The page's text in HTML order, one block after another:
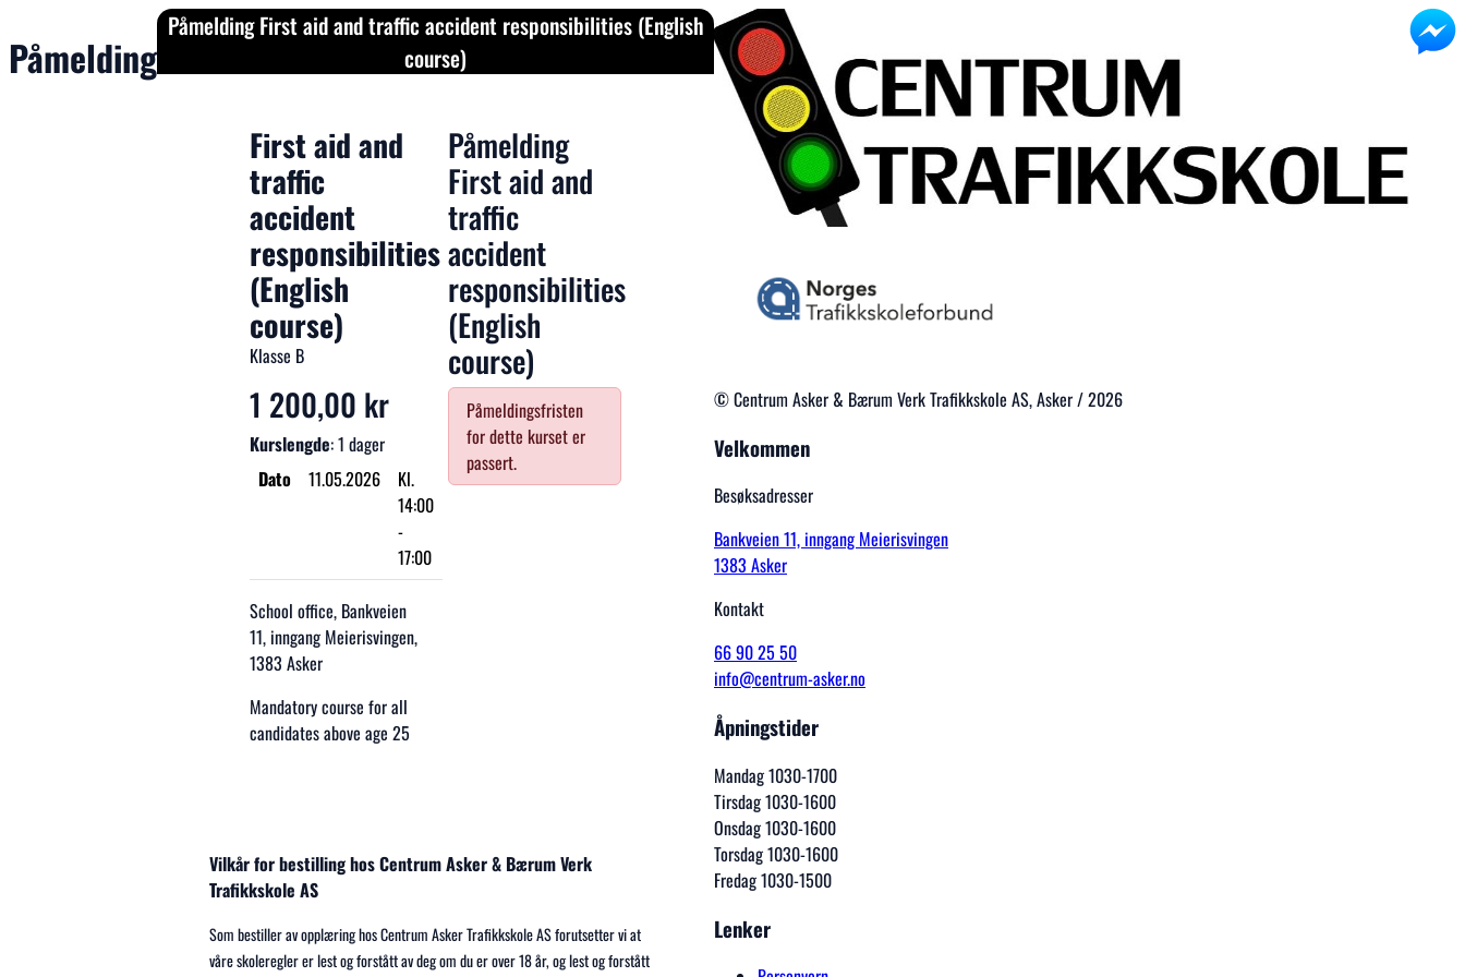
Påmelding
Påmelding First aid and traffic accident responsibilities (English
course)
Påmelding
First aid and
traffic
accident
responsibilities
(English
course)
Påmeldingsfristen
for dette kurset er
passert.
First aid and
traffic
accident
responsibilities
(English
course)
Klasse B
1 200,00 kr
Kurslengde: 1 dager
Dato
11.05.2026
Kl.
14:00
-
17:00
School office, Bankveien
11, inngang Meierisvingen,
1383 Asker
Mandatory course for all
candidates above age 25
Vilkår for bestilling hos Centrum Asker & Bærum Verk
Trafikkskole AS
Som bestiller av opplæring hos Centrum Asker Trafikkskole AS forutsetter vi at
våre skoleregler er lest og forstått av deg om du er over 18 år, og lest og forstått
© Centrum Asker & Bærum Verk Trafikkskole AS, Asker / 2026
Velkommen
Besøksadresser
Bankveien 11, inngang Meierisvingen
1383 Asker
Kontakt
66 90 25 50
info@centrum-asker.no
Åpningstider
Mandag 1030-1700
Tirsdag 1030-1600
Onsdag 1030-1600
Torsdag 1030-1600
Fredag 1030-1500
Lenker